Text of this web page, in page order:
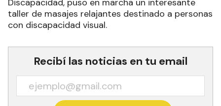
Discapacidad, puso en marcha un interesante
taller de masajes relajantes destinado a personas
con discapacidad visual.
Recibí las noticias en tu email